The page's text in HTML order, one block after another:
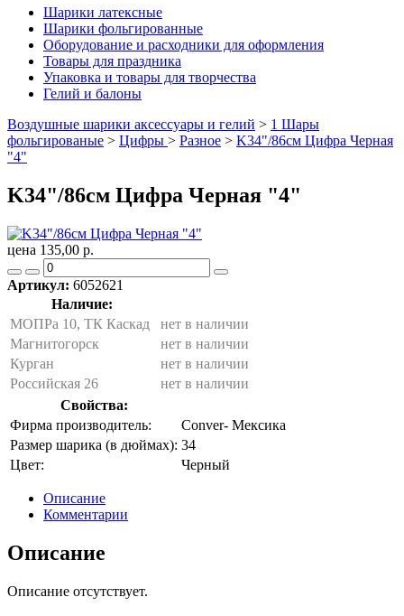
Шарики латексные
Шарики фольгированные
Оборудование и расходники для оформления
Товары для праздника
Упаковка и товары для творчества
Гелий и балоны
Воздушные шарики аксессуары и гелий > 1 Шары
фольгированые > Цифры > Разное > K34"/86см Цифра Черная
"4"
K34"/86см Цифра Черная "4"
цена 135,00 р.
Артикул: 6052621
Наличие:
МОПРа 10, ТК Каскад
нет в наличии
Магнитогорск
нет в наличии
Курган
нет в наличии
Российская 26
нет в наличии
Свойства:
Фирма производитель:
Conver- Мексика
Размер шарика (в дюймах): 34
Цвет:
Черный
Описание
Комментарии
Описание
Описание отсутствует.